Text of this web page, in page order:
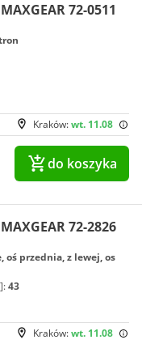
72-0511
Kraków:wt. 11.08
do koszyka
72-2826
oś przednia, z lewej, os
43
Kraków:wt. 11.08